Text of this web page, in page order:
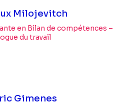
Milojevitch
en Bilan de compétences –
du travail
Gimenes